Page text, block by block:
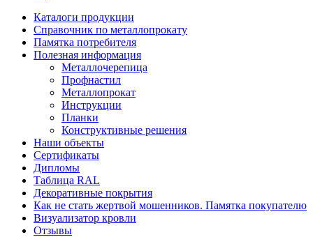
Каталоги продукции
Справочник по металлопрокату
Памятка потребителя
Полезная информация
Металлочерепица
Профнастил
Металлопрокат
Инструкции
Планки
Конструктивные решения
Наши объекты
Сертификаты
Дипломы
Таблица RAL
Декоративные покрытия
Как не стать жертвой мошенников. Памятка покупателю
Визуализатор кровли
Отзывы